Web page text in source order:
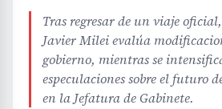
Tras regresar de un viaje
Javier Milei evalúa
gobierno, mientras se
especulaciones sobre el futuro
en la Jefatura de Gabinete.